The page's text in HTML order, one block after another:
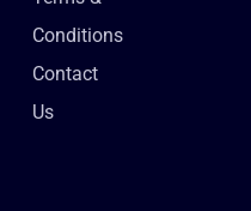
Conditions
Contact
Us